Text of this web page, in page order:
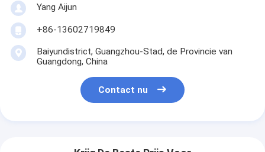
Yang Aijun
+86-13602719849
Baiyundistrict, Guangzhou-Stad, de Provincie van
Guangdong, China
Contact nu